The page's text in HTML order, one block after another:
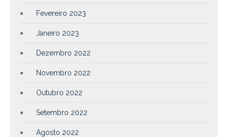
Fevereiro 2023
Janeiro 2023
Dezembro 2022
Novembro 2022
Outubro 2022
Setembro 2022
Agosto 2022